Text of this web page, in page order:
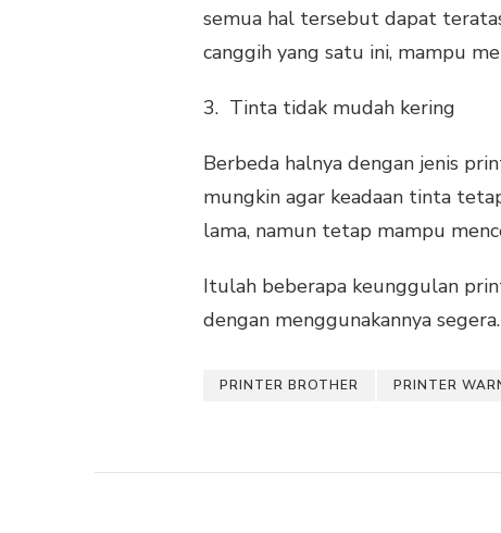
semua hal tersebut dapat
canggih yang satu ini, mampu
3. Tinta tidak mudah kering
Berbeda halnya dengan jenis
mungkin agar keadaan tinta
lama, namun tetap mampu
Itulah beberapa keunggulan
dengan menggunakannya segera.
PRINTER BROTHER PRINTER